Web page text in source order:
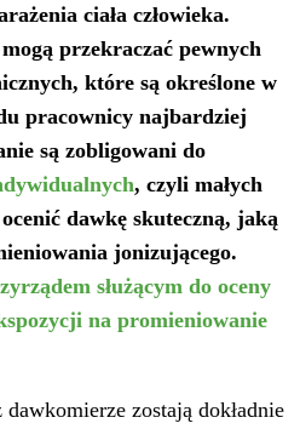
ciała człowieka.
przekraczać pewnych
które są określone w
pracownicy najbardziej
są zobligowani do
, czyli małych
dawkę skuteczną, jaką
jonizującego.
służącym do oceny
na promieniowanie
zostają dokładnie